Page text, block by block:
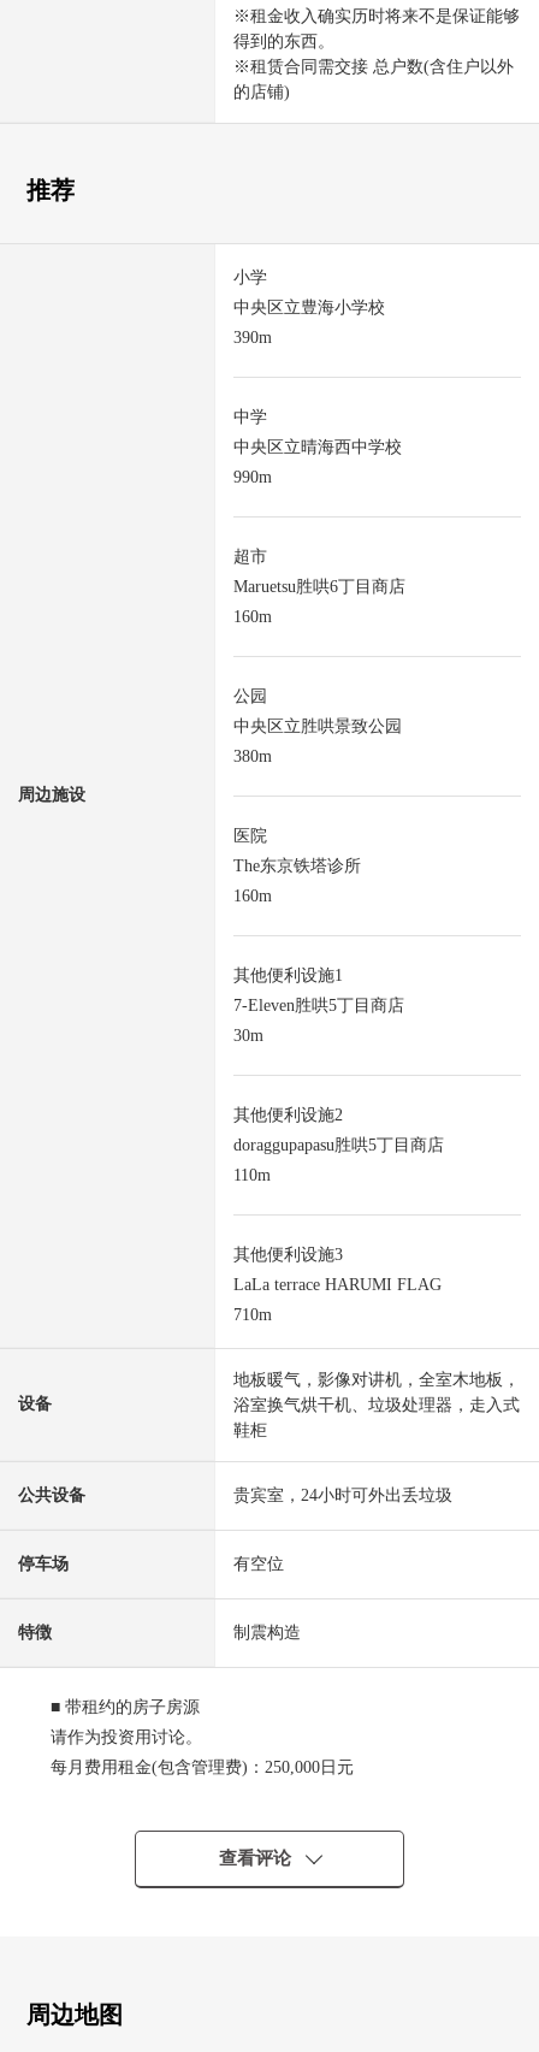
※租金收入确实历时将来不是保证能够
得到的东西。
※租赁合同需交接 总户数(含住户以外
的店铺)
推荐
周边施设
小学
中央区立豊海小学校
390m
中学
中央区立晴海西中学校
990m
超市
Maruetsu胜哄6丁目商店
160m
公园
中央区立胜哄景致公园
380m
医院
The东京铁塔诊所
160m
其他便利设施1
7-Eleven胜哄5丁目商店
30m
其他便利设施2
doraggupapasu胜哄5丁目商店
110m
其他便利设施3
LaLa terrace HARUMI FLAG
710m
设备
地板暖气，影像对讲机，全室木地板，
浴室换气烘干机、垃圾处理器，走入式
鞋柜
公共设备 贵宾室，24小时可外出丢垃圾
停车场 有空位
特徴 制震构造
■ 带租约的房子房源
请作为投资用讨论。
每月费用租金(包含管理费)：250,000日元
现行的表面回报率：约2.50%
※为投资用物件，不可以作为内览以及自己居住用的利
○ 从阳台看筑地市场旧址，东京晴空塔(依据天气好坏)
查看评论
周边地图